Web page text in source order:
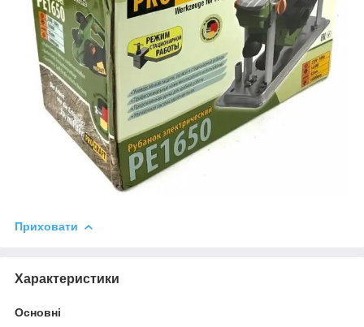
Приховати
Характеристики
Основні